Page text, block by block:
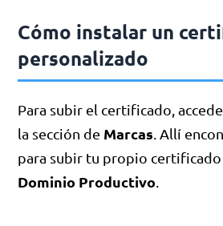
Cómo instalar un
personalizado
Para subir el certificado,
la sección de Marcas . Allí
para subir tu propio certificado
Dominio Productivo